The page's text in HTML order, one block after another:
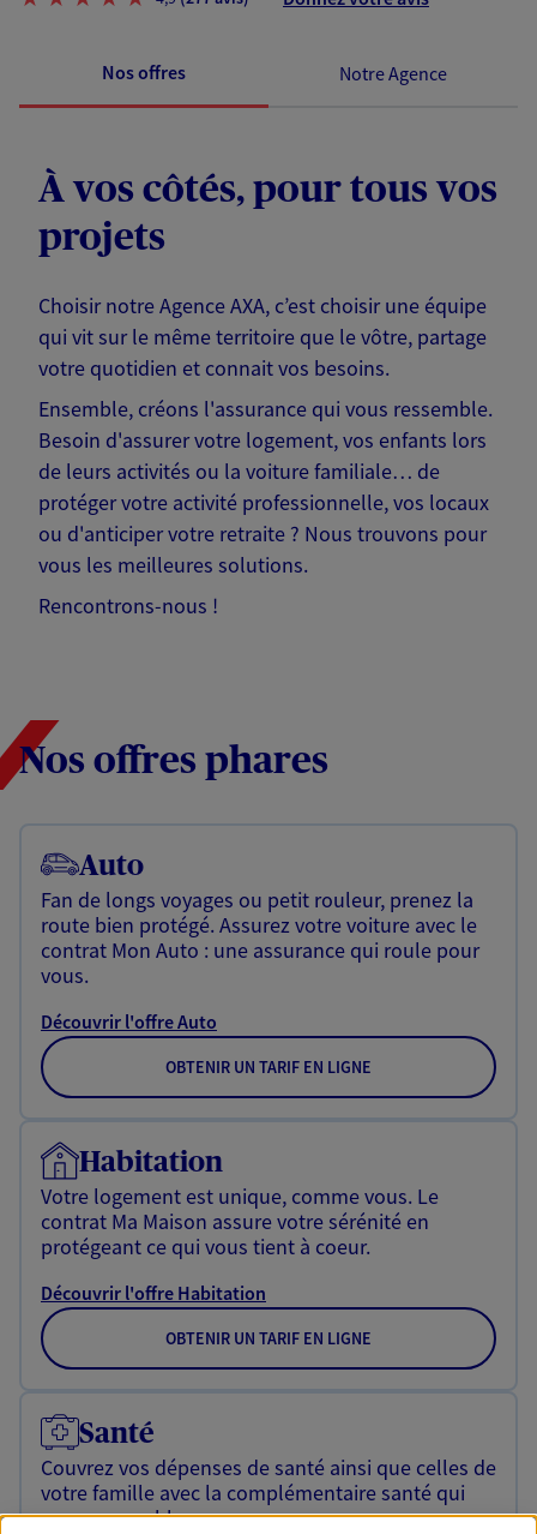
Nos offres Notre Agence
À vos côtés, pour tous vos
projets
Choisir notre Agence AXA, c’est choisir une équipe
qui vit sur le même territoire que le vôtre, partage
votre quotidien et connait vos besoins.
Ensemble, créons l'assurance qui vous ressemble.
Besoin d'assurer votre logement, vos enfants lors
de leurs activités ou la voiture familiale… de
protéger votre activité professionnelle, vos locaux
ou d'anticiper votre retraite ? Nous trouvons pour
vous les meilleures solutions.
Rencontrons-nous !
Nos offres phares
Auto
Fan de longs voyages ou petit rouleur, prenez la
route bien protégé. Assurez votre voiture avec le
contrat Mon Auto : une assurance qui roule pour
vous.
Découvrir l'offre Auto
OBTENIR UN TARIF EN LIGNE
Habitation
Votre logement est unique, comme vous. Le
contrat Ma Maison assure votre sérénité en
protégeant ce qui vous tient à coeur.
Découvrir l'offre Habitation
OBTENIR UN TARIF EN LIGNE
Santé
Couvrez vos dépenses de santé ainsi que celles de
votre famille avec la complémentaire santé qui
vous ressemble.